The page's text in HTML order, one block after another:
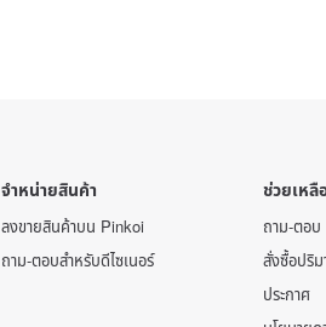
จำหน่ายสินค้า
ลงขายสินค้าบน Pinkoi
ถาม-ตอบสำหรับดีไซเนอร์
ช่วยเหลื
ถาม-ตอบ
สั่งซื้อปริ
ประกาศ